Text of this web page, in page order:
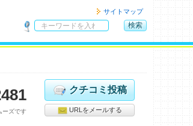
サイトマップ
内
索
検索
ーズです
クチコミ投稿
URLをメールする